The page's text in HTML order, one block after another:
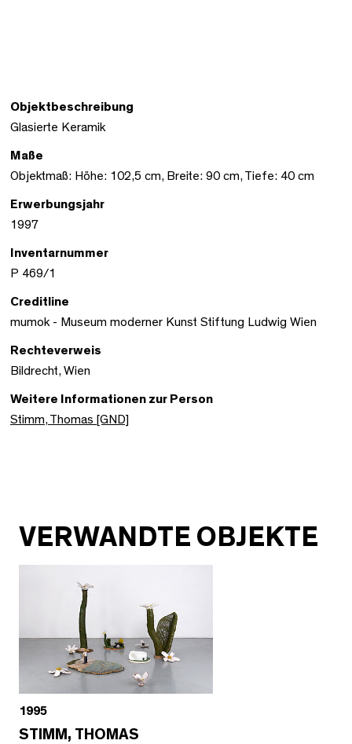
Objektbeschreibung
Glasierte Keramik
Maße
Objektmaß: Höhe: 102,5 cm, Breite: 90 cm, Tiefe: 40 cm
Erwerbungsjahr
1997
Inventarnummer
P 469/1
Creditline
mumok - Museum moderner Kunst Stiftung Ludwig Wien
Rechteverweis
Bildrecht, Wien
Weitere Informationen zur Person
Stimm, Thomas [GND]
VERWANDTE OBJEKTE
1995
STIMM, THOMAS